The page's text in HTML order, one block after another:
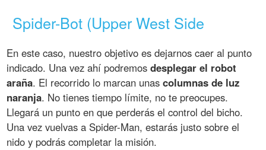
Spider-Bot (Upper West Side
En este caso, nuestro objetivo es dejarnos caer al punto
indicado. Una vez ahí podremosdesplegar el robot
araña. El recorrido lo marcan unascolumnas de luz
naranja. No tienes tiempo límite, no te preocupes.
Llegará un punto en que perderás el control del bicho.
Una vez vuelvas a Spider-Man, estarás justo sobre el
nido y podrás completar la misión.